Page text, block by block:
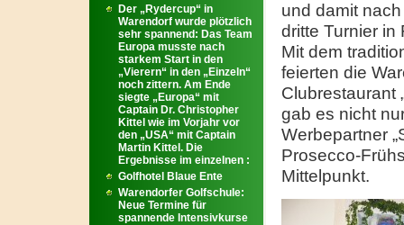
und damit
dritte Turnier in
Mit dem
feierten die
Clubrestaurant
gab es nicht
Werbepartner
Prosecco-
Mittelpunkt.
Der „Rydercup“ in
Warendorf wurde plötzlich
sehr spannend: Das Team
Europa musste nach
starkem Start in den
„Vierern“ in den „Einzeln“
noch zittern. Am Ende
siegte „Europa“ mit
Captain Dr. Christopher
Kittel wie im Vorjahr vor
den „USA“ mit Captain
Martin Kittel. Die
Ergebnisse im einzelnen :
Golfhotel Blaue Ente
Warendorfer Golfschule:
Neue Termine für
spannende Intensivkurse